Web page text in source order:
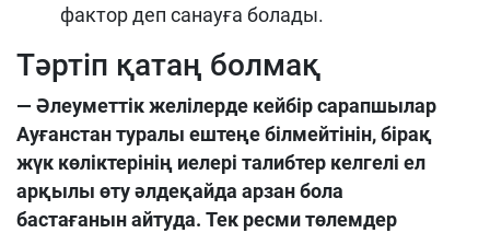
фактор деп санауға болады.
Тәртіп қатаң болмақ
— Әлеуметтік желілерде кейбір сарапшылар
Ауғанстан туралы ештеңе білмейтінін, бірақ
жүк көліктерінің иелері талибтер келгелі ел
арқылы өту әлдеқайда арзан бола
бастағанын айтуда. Тек ресми төлемдер